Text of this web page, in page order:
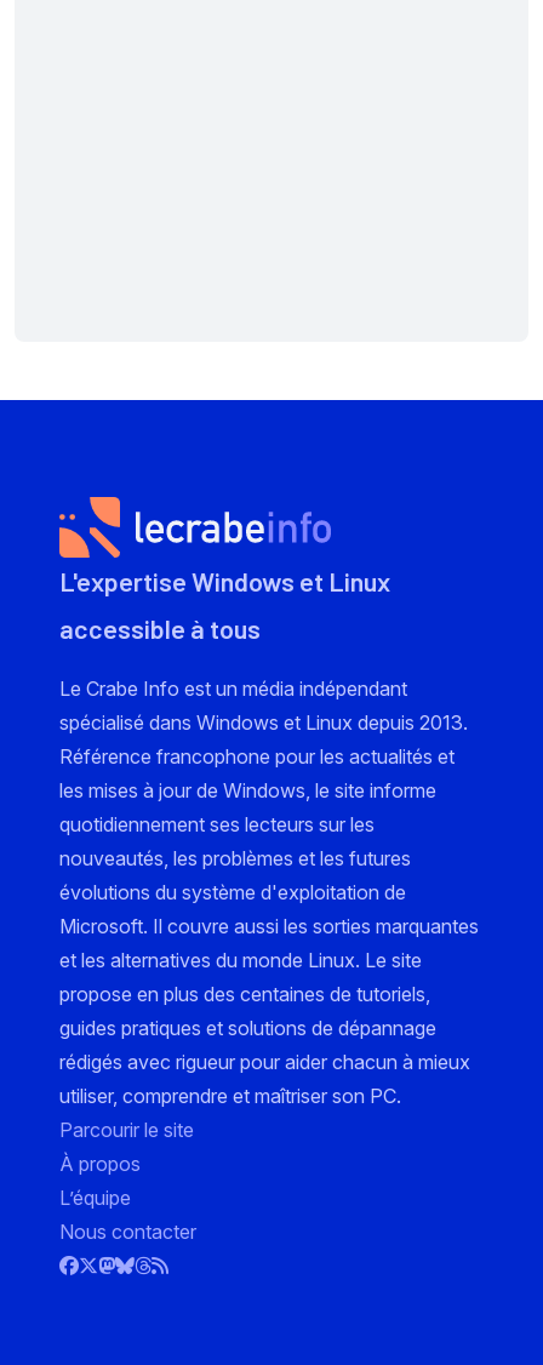
L'expertise Windows et Linux
accessible à tous
Le Crabe Info est un média indépendant
spécialisé dans Windows et Linux depuis 2013.
Référence francophone pour les actualités et
les mises à jour de Windows, le site informe
quotidiennement ses lecteurs sur les
nouveautés, les problèmes et les futures
évolutions du système d'exploitation de
Microsoft. Il couvre aussi les sorties marquantes
et les alternatives du monde Linux. Le site
propose en plus des centaines de tutoriels,
guides pratiques et solutions de dépannage
rédigés avec rigueur pour aider chacun à mieux
utiliser, comprendre et maîtriser son PC.
Parcourir le site
À propos
L’équipe
Nous contacter